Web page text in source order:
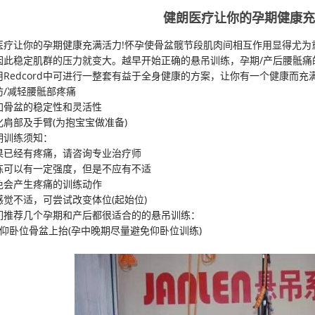
健朗医疗让你的孕期健康
让你的孕期健康充满活力!怀孕使骨盆髋节段肌肉间相互作用显得尤
此稳定肌群的压力就变大。越早开始正确的悬吊训练，孕期/产后腰骶
中可进行一整套有益于全身健康的方案，让你有一个健康而充
轻腰骶部疼痛
的稳定性和灵活性
及手臂(为抱宝宝做准备)
须知：
有疼痛，请咨询专业治疗师
有一定强度，但是不应有不适
生疼痛的训练动作
适，可尝试改变体位(起始位)
几个孕期和产后都很适合的的悬吊训练：
骨盆上抬(孕中晚期尽量避免仰卧位训练)